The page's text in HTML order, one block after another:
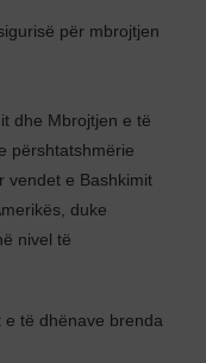
për mbrojtjen
dhe Mbrojtjen e të
përshtatshmërie
vendet e Bashkimit
duke
nivel të
të dhënave brenda